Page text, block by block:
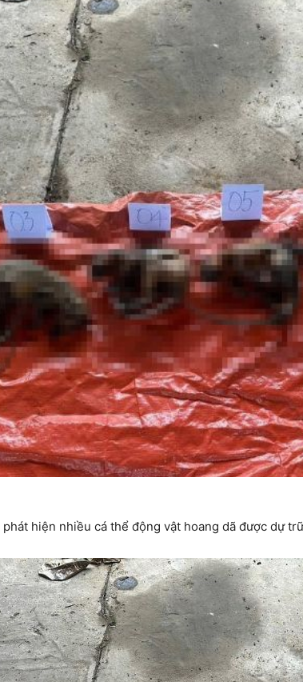
hiện nhiều cá thể động vật hoang dã được dự